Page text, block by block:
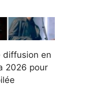
diffusion en
2026 pour